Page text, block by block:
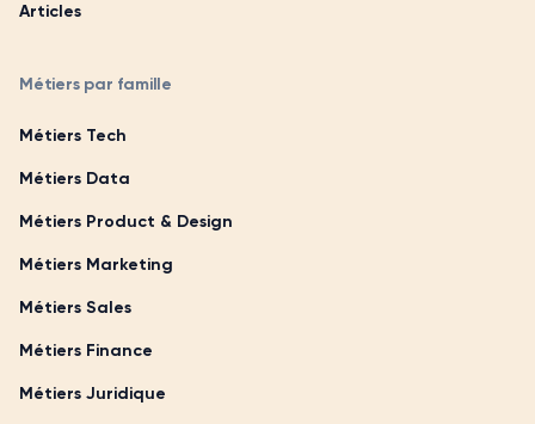
Articles
Métiers par famille
Métiers Tech
Métiers Data
Métiers Product & Design
Métiers Marketing
Métiers Sales
Métiers Finance
Métiers Juridique